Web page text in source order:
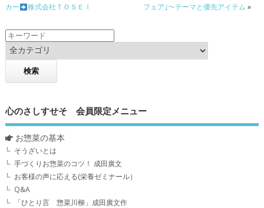
カー
株式会社ＴＯＳＥＩ
フェア｣～テーマと優先アイテム »
心のさしすせそ 会員限定メニュー
お惣菜の基本
そうざいとは
手づくりお惣菜のコツ！ 成田廣文
お客様の声に応える(栄養ゼミナール）
Q&A
「ひとり言 惣菜川柳」成田廣文作